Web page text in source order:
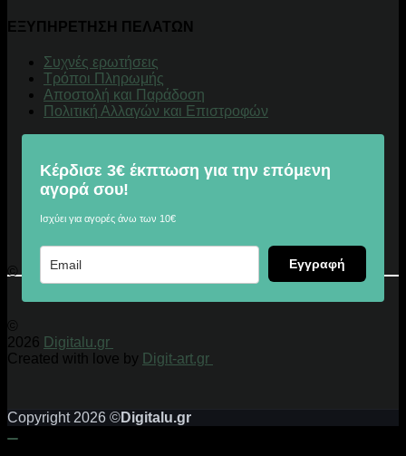
ΕΞΥΠΗΡΕΤΗΣΗ ΠΕΛΑΤΩΝ
Συχνές ερωτήσεις
Τρόποι Πληρωμής
Αποστολή και Παράδοση
Πολιτική Αλλαγών και Επιστροφών
Κέρδισε 3€ έκπτωση για την επόμενη
αγορά σου!
Ισχύει για αγορές άνω των 10€
Εγγραφή
© 2026 Digitalu.gr
©
2026 Digitalu.gr
Created with love by Digit-art.gr
Copyright 2026 ©Digitalu.gr